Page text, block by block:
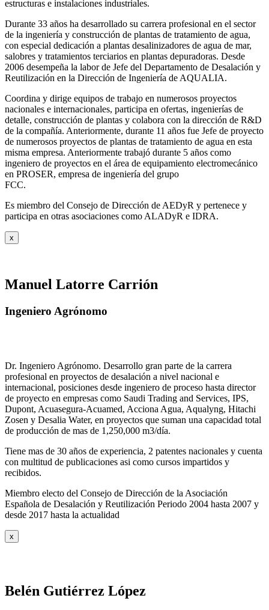
estructuras e instalaciones industriales.
Durante 33 años ha desarrollado su carrera profesional en el sector
de la ingeniería y construcción de plantas de tratamiento de agua,
con especial dedicación a plantas desalinizadores de agua de mar,
salobres y tratamientos terciarios en plantas depuradoras. Desde
2006 desempeña la labor de Jefe del Departamento de Desalación y
Reutilización en la Dirección de Ingeniería de AQUALIA.
Coordina y dirige equipos de trabajo en numerosos proyectos
nacionales e internacionales, participa en ofertas, ingenierías de
detalle, construcción de plantas y colabora con la dirección de R&D
de la compañía. Anteriormente, durante 11 años fue Jefe de proyecto
de numerosos proyectos de plantas de tratamiento de agua en esta
misma empresa. Anteriormente trabajó durante 5 años como
ingeniero de proyectos en el área de equipamiento electromecánico
en PROSER, empresa de ingeniería del grupo
FCC.
Es miembro del Consejo de Dirección de AEDyR y pertenece y
participa en otras asociaciones como ALADyR e IDRA.
x
Manuel Latorre Carrión
Ingeniero Agrónomo
Dr. Ingeniero Agrónomo. Desarrollo gran parte de la carrera
profesional en proyectos de desalación a nivel nacional e
internacional, posiciones desde ingeniero de proceso hasta director
de proyecto en empresas como Saudi Trading and Services, IPS,
Dupont, Acuasegura-Acuamed, Acciona Agua, Aqualyng, Hitachi
Zosen y Desalia Water, en proyectos que suman una capacidad total
de producción de mas de 1,250,000 m3/día.
Tiene mas de 30 años de experiencia, 2 patentes nacionales y cuenta
con multitud de publicaciones asi como cursos impartidos y
recibidos.
Miembro electo del Consejo de Dirección de la Asociación
Española de Desalación y Reutilización Periodo 2004 hasta 2007 y
desde 2017 hasta la actualidad
x
Belén Gutiérrez López